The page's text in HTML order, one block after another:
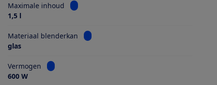
Maximale inhoud
Bekijk informatie voor Maximale inhoud
1,5 l
Materiaal blenderkan
Bekijk informatie voor Materiaal
glas
Vermogen
Bekijk informatie voor Vermogen
600 W